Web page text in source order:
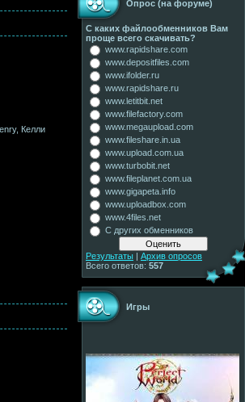
Келли
Опрос (на форуме)
С каких файлообменников Вам
проще всего скачивать?
www.rapidshare.com
www.depositfiles.com
www.ifolder.ru
www.rapidshare.ru
www.letitbit.net
www.filefactory.com
www.megaupload.com
www.fileshare.in.ua
www.upload.com.ua
www.turbobit.net
www.fileplanet.com.ua
www.gigapeta.info
www.uploadbox.com
www.4files.net
С других обменников
Результаты | Архив опросов
Всего ответов: 557
Игры